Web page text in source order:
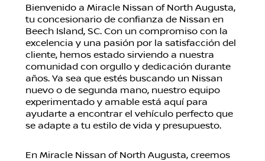
Bienvenido a Miracle Nissan of North Augusta,
tu concesionario de confianza de Nissan en
Beech Island, SC. Con un compromiso con la
excelencia y una pasión por la satisfacción del
cliente, hemos estado sirviendo a nuestra
comunidad con orgullo y dedicación durante
años. Ya sea que estés buscando un Nissan
nuevo o de segunda mano, nuestro equipo
experimentado y amable está aquí para
ayudarte a encontrar el vehículo perfecto que
se adapte a tu estilo de vida y presupuesto.
En Miracle Nissan of North Augusta, creemos